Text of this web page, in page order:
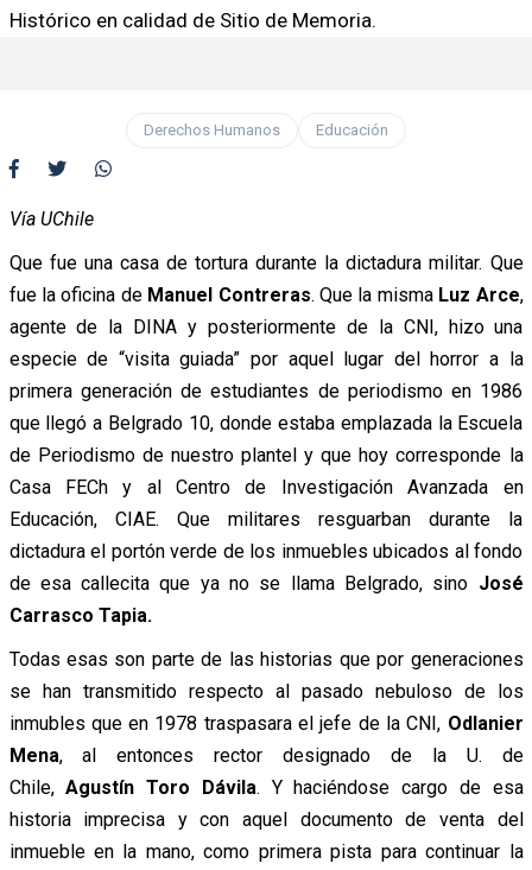
Histórico en calidad de Sitio de Memoria.
Derechos Humanos Educación
Vía UChile
Que fue una casa de tortura durante la dictadura militar. Que
fue la oficina de Manuel Contreras. Que la misma Luz Arce,
agente de la DINA y posteriormente de la CNI, hizo una
especie de “visita guiada” por aquel lugar del horror a la
primera generación de estudiantes de periodismo en 1986
que llegó a Belgrado 10, donde estaba emplazada la Escuela
de Periodismo de nuestro plantel y que hoy corresponde la
Casa FECh y al Centro de Investigación Avanzada en
Educación, CIAE. Que militares resguarban durante la
dictadura el portón verde de los inmuebles ubicados al fondo
de esa callecita que ya no se llama Belgrado, sino José
Carrasco Tapia.
Todas esas son parte de las historias que por generaciones
se han transmitido respecto al pasado nebuloso de los
inmubles que en 1978 traspasara el jefe de la CNI, Odlanier
Mena, al entonces rector designado de la U. de
Chile,Agustín Toro Dávila. Y haciéndose cargo de esa
historia imprecisa y con aquel documento de venta del
inmueble en la mano, como primera pista para continuar la